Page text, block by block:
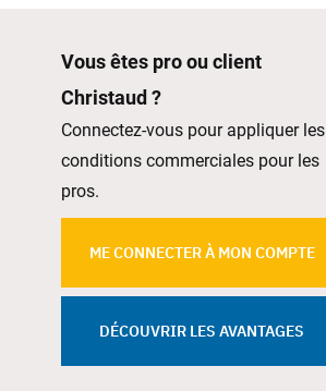
Vous êtes pro ou client
Christaud ?
Connectez-vous pour appliquer les
conditions commerciales pour les
pros.
ME CONNECTER À MON COMPTE
DÉCOUVRIR LES AVANTAGES